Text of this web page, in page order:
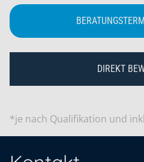
DIREKT
*je nach Qualifikation und